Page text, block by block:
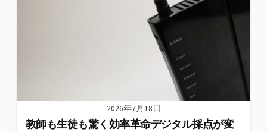
2026年7月18日
教師も生徒も驚く効率革命デジタル採点が変